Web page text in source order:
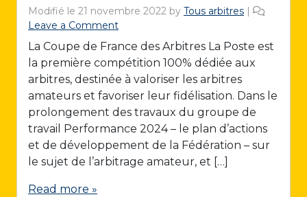
Modifié le 21 novembre 2022 by Tous arbitres
Leave a Comment
La Coupe de France des Arbitres La Poste est
la première compétition 100% dédiée aux
arbitres, destinée à valoriser les arbitres
amateurs et favoriser leur fidélisation. Dans le
prolongement des travaux du groupe de
travail Performance 2024 – le plan d’actions
et de développement de la Fédération – sur
le sujet de l’arbitrage amateur, et […]
Read more »